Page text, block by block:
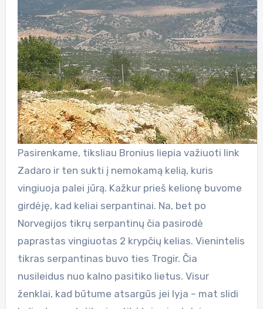
Pasirenkame, tiksliau Bronius liepia važiuoti link
Zadaro ir ten sukti į nemokamą kelią, kuris
vingiuoja palei jūrą. Kažkur prieš kelionę buvome
girdėję, kad keliai serpantinai. Na, bet po
Norvegijos tikrų serpantinų čia pasirodė
paprastas vingiuotas 2 krypčių kelias. Vienintelis
tikras serpantinas buvo ties Trogir. Čia
nusileidus nuo kalno pasitiko lietus. Visur
ženklai, kad būtume atsargūs jei lyja – mat slidi